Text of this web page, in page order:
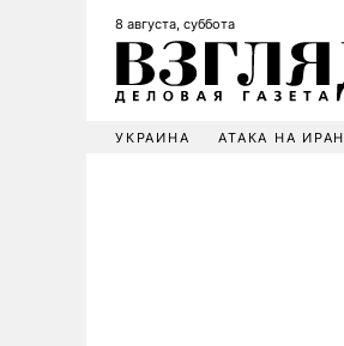
8 августа, суббота
УКРАИНА АТАКА НА ИРАН